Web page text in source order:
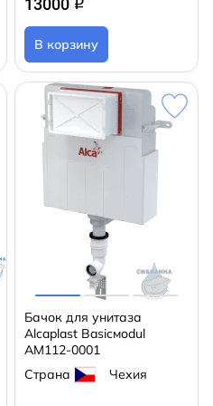
13000 q
В корзину
Бачок для унитаза
Alcaplast Basicмodul
AM112-0001
Страна
Чехия